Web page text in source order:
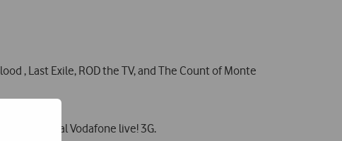
, Last Exile, ROD the TV, and The Count of Monte
do portal Vodafone live! 3G.